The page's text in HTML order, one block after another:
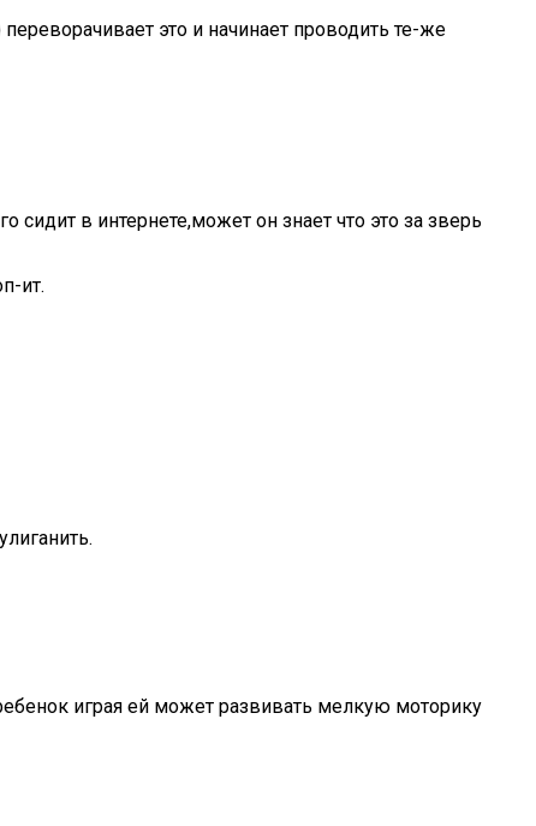
это и начинает проводить те-же
в интернете,может он знает что это за зверь
ит.
играя ей может развивать мелкую моторику